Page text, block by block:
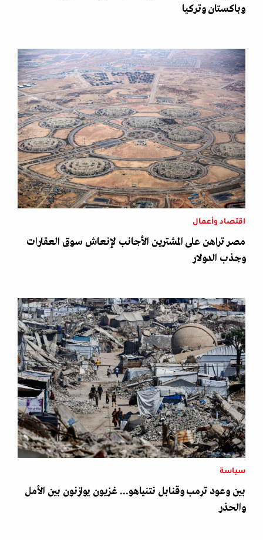
وباكستان وتركيا
اقتصاد وأعمال
مصر تراهن على المشترين الأجانب لإنعاش سوق العقارات
وجذب الدولار
سياسة
بين وعود ترمب وقنابل نتنياهو... غزيون يوازنون بين الأمل
والحذر